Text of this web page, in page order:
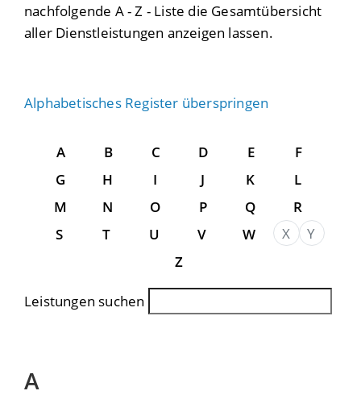
nachfolgende A - Z - Liste die Gesamtübersicht
aller Dienstleistungen anzeigen lassen.
Alphabetisches Register überspringen
A B C D E
F
G
H I J K
L
M
N O P Q
R
S
T U V W X
Y
Z
Leistungen suchen
A